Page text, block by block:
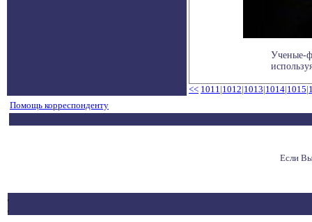
Ученые-
<< 1011|1012|1013|1014|1015|
Помощь корреспонденту
Если